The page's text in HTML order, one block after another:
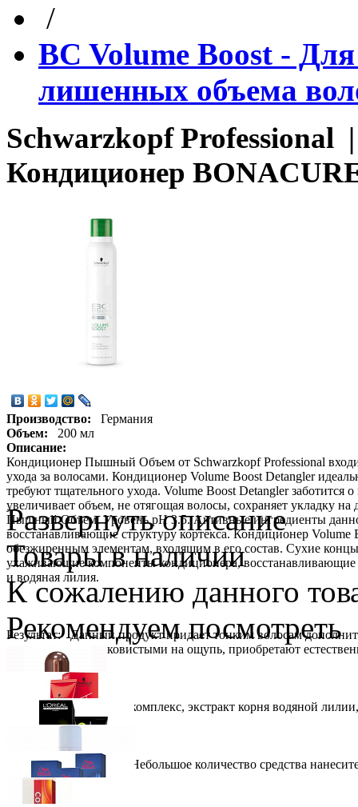
/
BC Volume Boost -
лишенных объема
Schwarzkopf
Кондиционер
Производство:
Германия
Объем:
200 мл
Описание:
Кондиционер Пышный Объем от Schwarzkopf Professional
ухода за волосами. Кондиционер Volume Boost Detangler
требуют тщательного ухода. Volume Boost Detangler
увеличивает объем, не отягощая волосы, сохраняет укладку
Пышный Объем. Уровень pH 3.5. Активные ингредиенты
восстанавливающие структуру кортекса. Кондиционер Volume
обезжиренным элементам, входящим в его состав. Сухие
ухаживающие компоненты кондиционера, восстанавливающие
и водяная лилия.
Результат: Данный продукт придает тонким волосам
послушными, шелковистыми на ощупь, приобретают
Состав: Бамбук лифт комплекс, экстракт корня водяной
Способ применения: Небольшое количество средства
Развернуть описание
Товары в наличии
К сожалению данного
Рекомендуем посмотреть
VipBerry Атомайзер - флакон для духов (розовый)